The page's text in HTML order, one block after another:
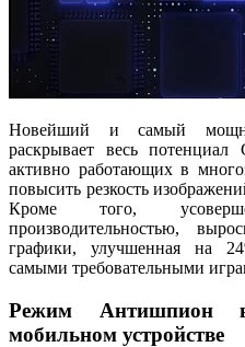
Новейший и самый
раскрывает весь потенциал
активно работающих в
повысить резкость
Кроме того,
производительностью,
графики, улучшенная на
самыми требовательными
Режим Антишпион
мобильном устройстве